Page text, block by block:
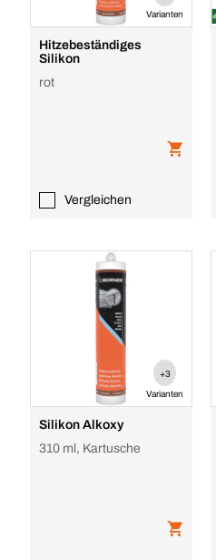
Varianten
Hitzebeständiges
Silikon
rot
Vergleichen
+3
Varianten
Silikon Alkoxy
310 ml, Kartusche